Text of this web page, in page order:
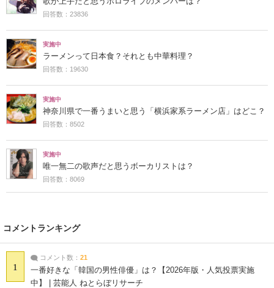
回答数：23836
実施中
ラーメンって日本食？それとも中華料理？
回答数：19630
実施中
神奈川県で一番うまいと思う「横浜家系ラーメン店」はどこ？
回答数：8502
実施中
唯一無二の歌声だと思うボーカリストは？
回答数：8069
コメントランキング
1
コメント数： 21
一番好きな「韓国の男性俳優」は？【2026年版・人気投票実施
中】 | 芸能人 ねとらぼリサーチ